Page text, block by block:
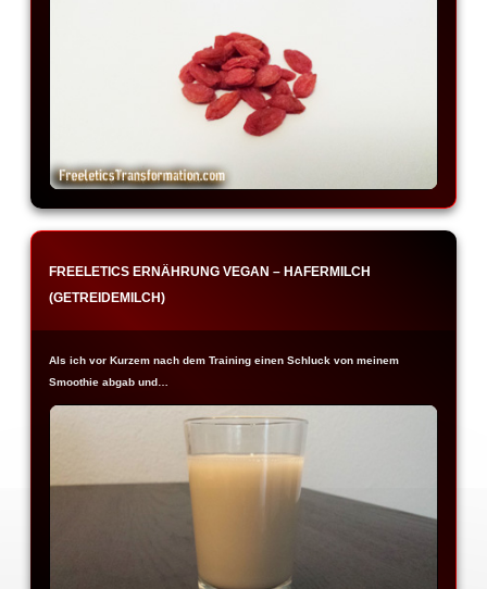
FREELETICS ERNÄHRUNG VEGAN – HAFERMILCH
(GETREIDEMILCH)
Als ich vor Kurzem nach dem Training einen Schluck von meinem
Smoothie abgab und…